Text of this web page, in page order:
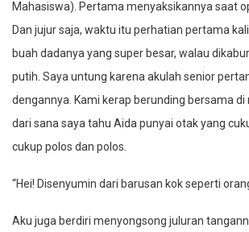
Mahasiswa). Pertama menyaksikannya saat
Dan jujur saja, waktu itu perhatian pertama
buah dadanya yang super besar, walau
putih. Saya untung karena akulah senior
dengannya. Kami kerap berunding bersama di
dari sana saya tahu Aida punyai otak yang
cukup polos dan polos.
“Hei! Disenyumin dari barusan kok seperti
Aku juga berdiri menyongsong juluran